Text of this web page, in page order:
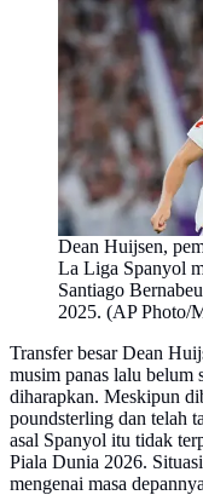
Dean Huijsen,
La Liga Spanyol
Santiago
2025. (AP Photo/
Transfer besar Dean
musim panas lalu belum
diharapkan. Meskipun
poundsterling dan telah
asal Spanyol itu tidak
Piala Dunia 2026.
mengenai masa